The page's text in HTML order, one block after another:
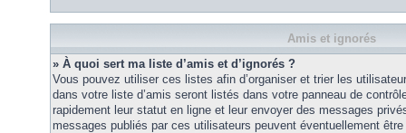
Amis et ignorés
» À quoi sert ma liste d’amis et d’ignorés ?
Vous pouvez utiliser ces listes afin d’organiser et trier les
dans votre liste d’amis seront listés dans votre panneau de
rapidement leur statut en ligne et leur envoyer des messages
messages publiés par ces utilisateurs peuvent éventuellement